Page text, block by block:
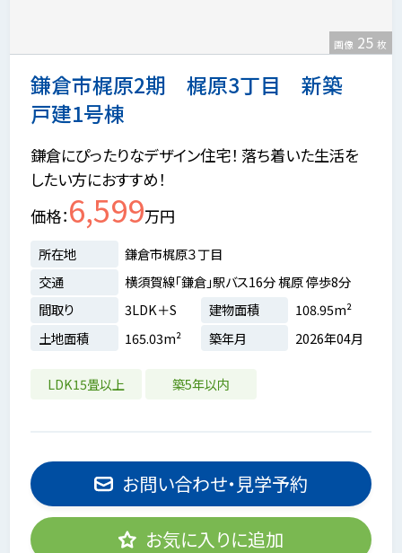
鎌倉市梶原2期 梶原3丁目 新築
戸建1号棟
画像 25 枚
鎌倉にぴったりなデザイン住宅！ 落ち着いた生活を
したい方におすすめ！
価格 6,599万円
所在地
鎌倉市梶原３丁目
交通
横須賀線「鎌倉」駅バス16分 梶原 停歩8分
間取り
3LDK＋S 建物面積
108.95m²
土地面積
165.03m² 築年月 2026年04月
LDK15畳以上 築5年以内
お問い合わせ・見学予約
お気に入りに追加